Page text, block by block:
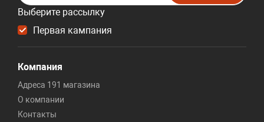
Выберите рассылку
Первая кампания
Компания
Адреса 191 магазина
О компании
Контакты